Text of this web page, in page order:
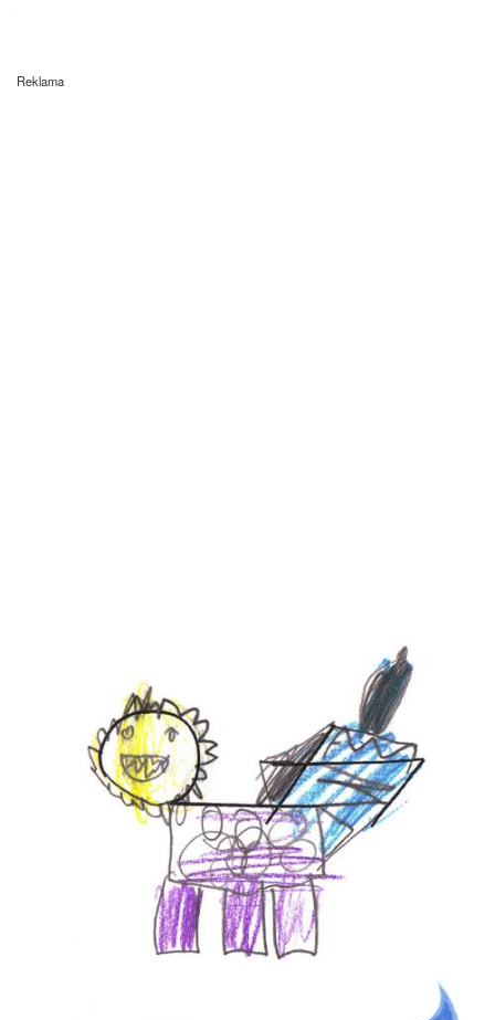
Reklama